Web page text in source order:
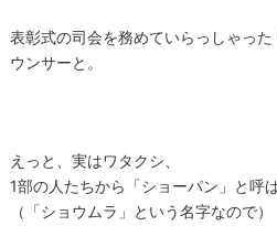
表彰式の司会を務めていらっしゃっ
ウンサーと。
えっと、実はワタクシ、
1部の人たちから「ショーパン」と呼
（「ショウムラ」という名字なので）